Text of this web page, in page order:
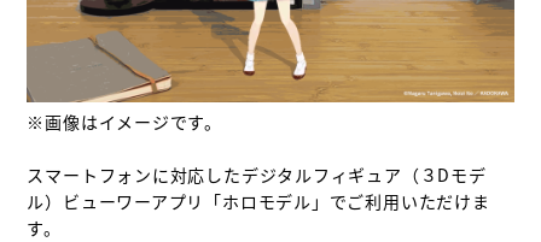
※画像はイメージです。
スマートフォンに対応したデジタルフィギュア（３Dモデ
ル）ビューワーアプリ「ホロモデル」でご利用いただけま
す。